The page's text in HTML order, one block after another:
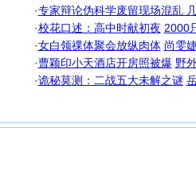
·专家辩论伪科学废留现场混乱
·校花口述：高中时献初夜 2000
·女白领祼体聚会放纵肉体 尚雯
·曹颖印小天酒店开房照被爆 野
·诡秘莫测：二战五大未解之谜